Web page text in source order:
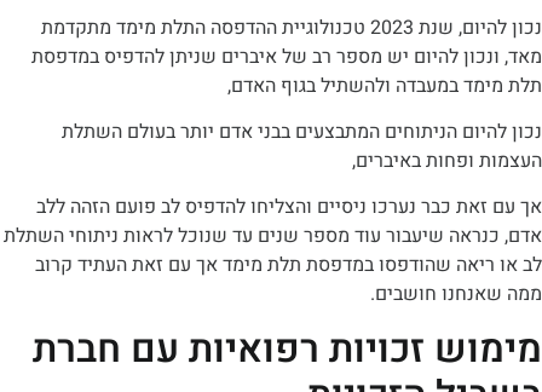
נכון להיום, שנת 2023 טכנולוגיית ההדפסה התלת מימד מתקדמת
להיום יש מספר רב של איברים שניתן להדפיס במדפסת
במעבדה ולהשתיל בגוף האדם,
הניתוחים המתבצעים בבני אדם יותר בעולם השתלת
באיברים,
כבר נערכו ניסיים והצליחו להדפיס לב פועם הזהה ללב
שיעבור עוד מספר שנים עד שנוכל לראות ניתוחי השתלת
שהודפסו במדפסת תלת מימד אך עם זאת העתיד קרוב
חושבים.
זכויות רפואיות עם חברת